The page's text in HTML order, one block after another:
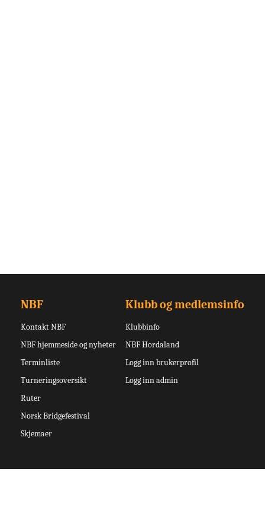
NBF
Kontakt NBF
NBF hjemmeside og nyheter
Terminliste
Turneringsoversikt
Ruter
Norsk Bridgefestival
Skjemaer
Klubb og medlemsinfo
Klubbinfo
NBF Hordaland
Logg inn brukerprofil
Logg inn admin